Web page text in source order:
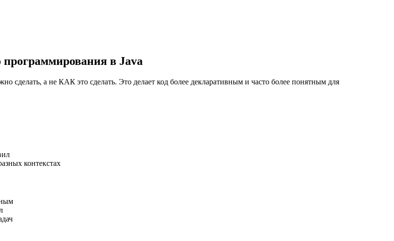
в Java
сделать, а не КАК это сделать. Это делает код более декларативным и часто более понятным для
контекстах